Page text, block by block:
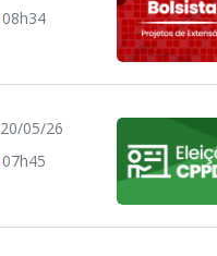
08h34
20/05/26
07h45